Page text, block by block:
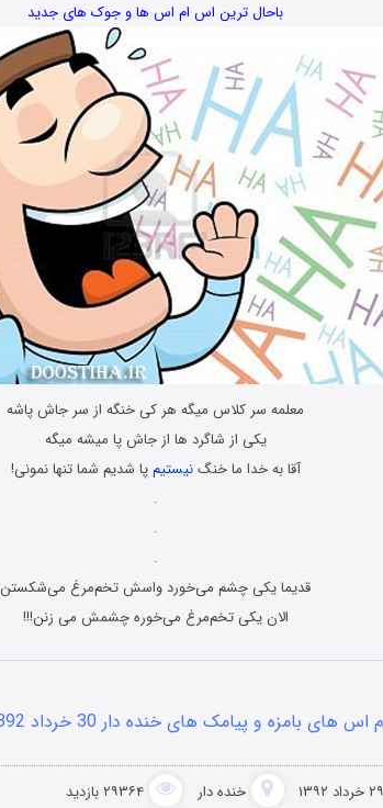
باحال ترین اس ام اس ها و جوک های جدید
معلمه سر کلاس میگه هر کی خنگه از سر جاش پاشه
یکی از شاگرد ها از جاش پا میشه میگه
آقا به خدا ما خنگنیستیمپا شدیم شما تنها نمونی!
.
.
.
قدیما یکی چشم می‌خورد واسش تخم‌مرغ می‌شکستن
الان یکی تخم‌مرغ می‌خوره چشمش می زنن!!!
های بامزه و پیامک های خنده دار 30 خرداد 1392
۲۹ خرداد ۱۳۹۲ خنده دار ۲۹۳۶۴ بازدید